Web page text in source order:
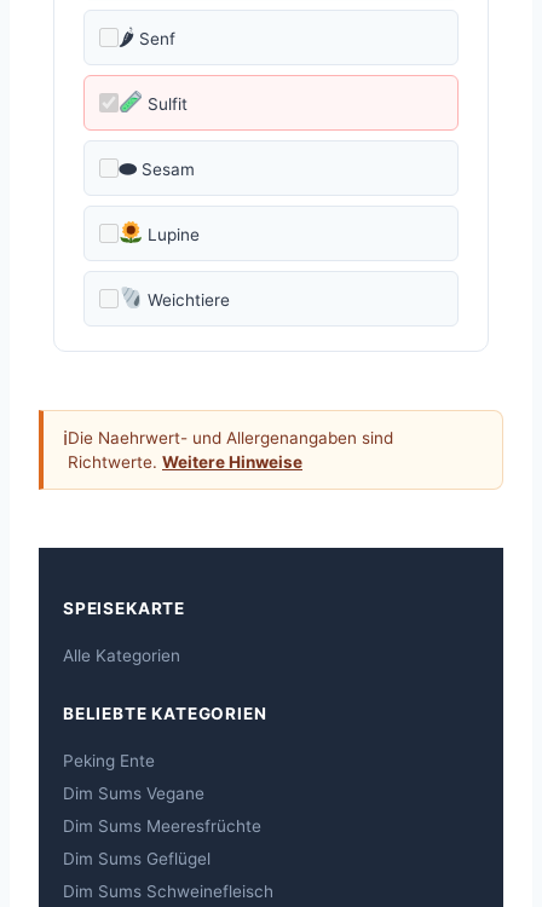
🌶 Senf
Sulfit
⬬ Sesam
Lupine
Weichtiere
ℹDie Naehrwert- und Allergenangaben sind
Richtwerte. Weitere Hinweise
SPEISEKARTE
Alle Kategorien
BELIEBTE KATEGORIEN
Peking Ente
Dim Sums Vegane
Dim Sums Meeresfrüchte
Dim Sums Geflügel
Dim Sums Schweinefleisch